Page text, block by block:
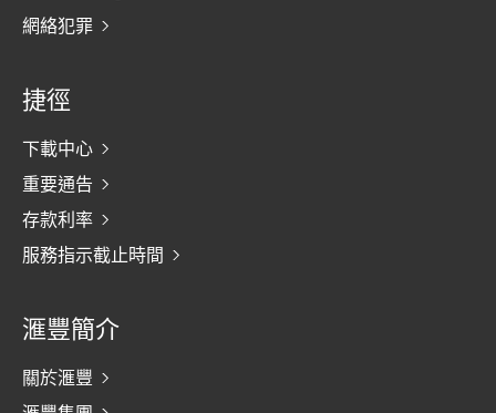
網絡犯罪
捷徑
下載中心
重要通告
存款利率
服務指示截止時間
滙豐簡介
關於滙豐